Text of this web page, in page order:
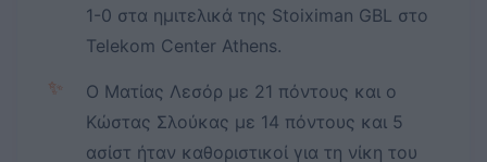
1-0 στα ημιτελικά της Stoiximan GBL στο
Telekom Center Athens.
✨
Ο Ματίας Λεσόρ με 21 πόντους και ο
Κώστας Σλούκας με 14 πόντους και 5
ασίστ ήταν καθοριστικοί για τη νίκη του